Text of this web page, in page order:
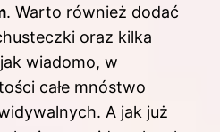
. Warto również dodać
oraz kilka
wiadomo, w
całe mnóstwo
A jak już